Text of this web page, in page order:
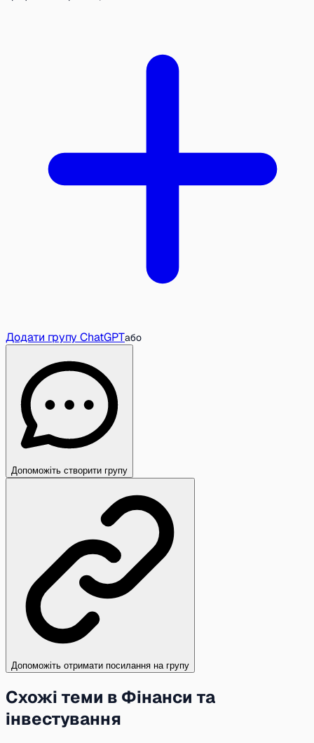
Додати групу ChatGPTабо
Допоможіть створити групу
Допоможіть отримати посилання на групу
Схожі теми в Фінанси та
інвестування